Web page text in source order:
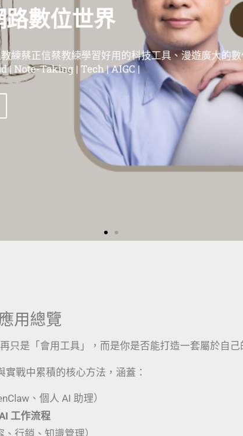
漫遊網路數
蔡正信蔡教練學習好用的科技工具、漫遊在這個廣大
學 | Evernote教學 | 筆記工具教學 | 雲端服務教學 |
用總覽
只是「會用工具」，而是你是否能打造一套屬於自
戰中累積的核心方法，涵蓋：
、個人 AI 助理）
工作流程